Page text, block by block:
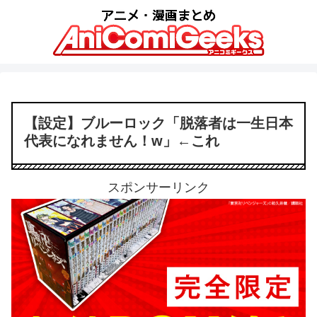
【設定】ブルーロック「脱落者は一生日本
代表になれません！w」←これ
スポンサーリンク